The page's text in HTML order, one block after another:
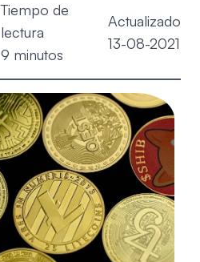
Iniciar Sesión
Tiempo de
lectura
9 minutos
Actualizado
13-08-2021